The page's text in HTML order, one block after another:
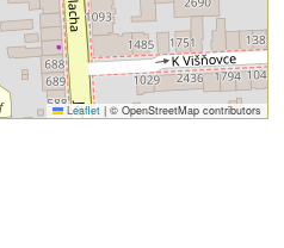
Leaflet |© OpenStreetMap contributors